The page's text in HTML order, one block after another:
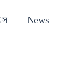
News